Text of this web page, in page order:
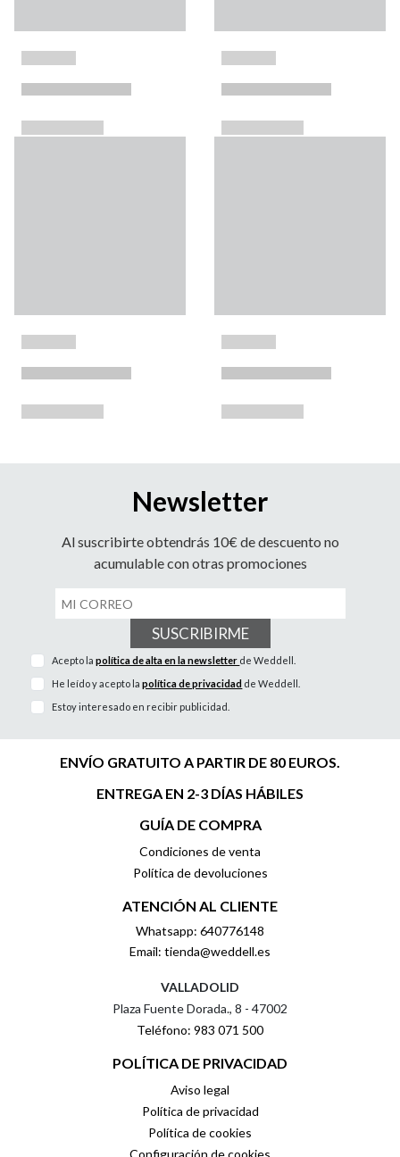
Newsletter
Al suscribirte obtendrás 10€ de descuento no
acumulable con otras promociones
SUSCRIBIRME
Acepto lapolítica de alta en la newsletter de Weddell.
He leído y acepto lapolítica de privacidad de Weddell.
Estoy interesado en recibir publicidad.
ENVÍO GRATUITO A PARTIR DE 80 EUROS.
ENTREGA EN 2-3 DÍAS HÁBILES
GUÍA DE COMPRA
Condiciones de venta
Política de devoluciones
ATENCIÓN AL CLIENTE
Whatsapp: 640776148
Email: tienda@weddell.es
VALLADOLID
Plaza Fuente Dorada., 8 - 47002
Teléfono: 983 071 500
POLÍTICA DE PRIVACIDAD
Aviso legal
Política de privacidad
Política de cookies
Configuración de cookies